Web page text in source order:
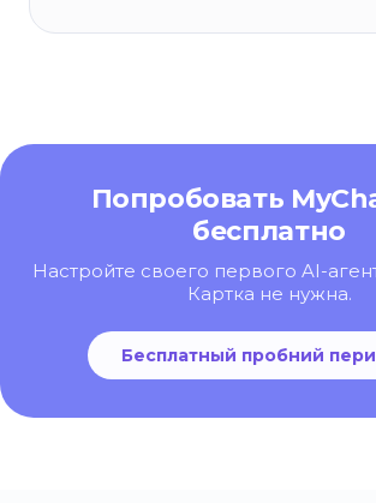
Попробовать
бесплатно
Настройте своего первого AI-
Картка не нужна.
Бесплатный пробний